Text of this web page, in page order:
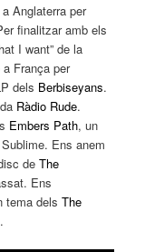
Anglaterra per
finalitzar amb els
I want” de la
França per
dels Berbiseyans.
Ràdio Rude.
Embers Path, un
Ens anem
de The
Ens
tema delsThe